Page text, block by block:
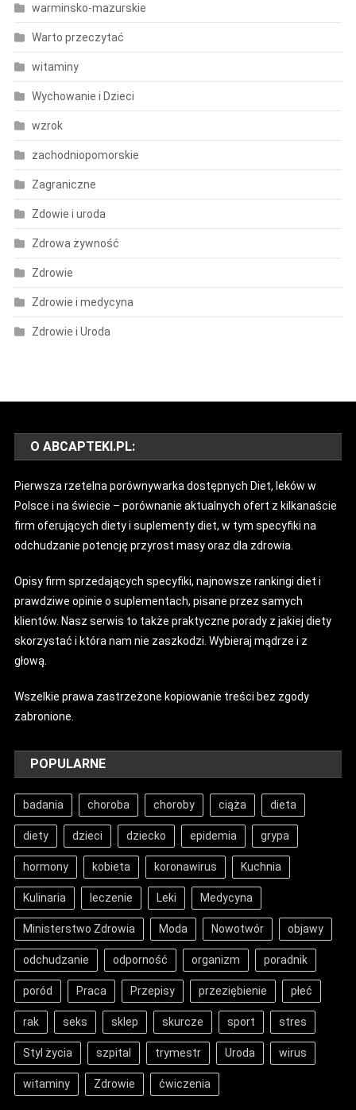
warminsko-mazurskie
Warto przeczytać
witaminy
Wychowanie i Dzieci
wzrok
zachodniopomorskie
Zagraniczne
Zdowie i uroda
Zdrowa żywność
Zdrowie
Zdrowie i medycyna
Zdrowie i Uroda
O ABCAPTEKI.PL:
Pierwsza rzetelna porównywarka dostępnych Diet, leków w
Polsce i na świecie – porównanie aktualnych ofert z kilkanaście
firm oferujących diety i suplementy diet, w tym specyfiki na
odchudzanie potencję przyrost masy oraz dla zdrowia.
Opisy firm sprzedających specyfiki, najnowsze rankingi diet i
prawdziwe opinie o suplementach, pisane przez samych
klientów. Nasz serwis to także praktyczne porady z jakiej diety
skorzystać i która nam nie zaszkodzi. Wybieraj mądrze i z
głową.
Wszelkie prawa zastrzeżone kopiowanie treści bez zgody
zabronione.
POPULARNE
badania choroba choroby ciąża dieta
diety dzieci dziecko epidemia grypa
hormony kobieta koronawirus Kuchnia
Kulinaria leczenie Leki Medycyna
Ministerstwo Zdrowia Moda Nowotwór objawy
odchudzanie odporność organizm poradnik
poród Praca Przepisy przeziębienie płeć
rak seks sklep skurcze sport stres
Styl życia szpital trymestr Uroda wirus
witaminy Zdrowie ćwiczenia